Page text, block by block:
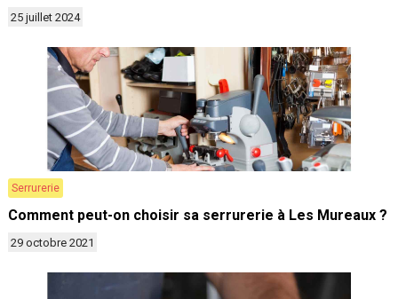
25 juillet 2024
Serrurerie
Comment peut-on choisir sa serrurerie à Les Mureaux ?
29 octobre 2021